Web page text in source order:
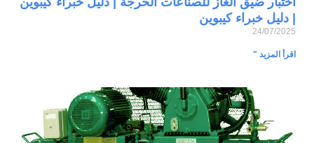
| دليل خبراء كيبوين
24/07/2025
اقرأ المزيد "